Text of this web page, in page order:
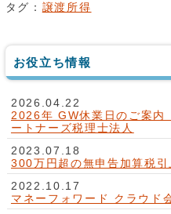
タグ： 譲渡所得
お役立ち情報
2026.04.22
2026年 GW休業日のご案
ートナーズ税理士法人
2023.07.18
300万円超の無申告加算税引
2022.10.17
マネーフォワード クラウド